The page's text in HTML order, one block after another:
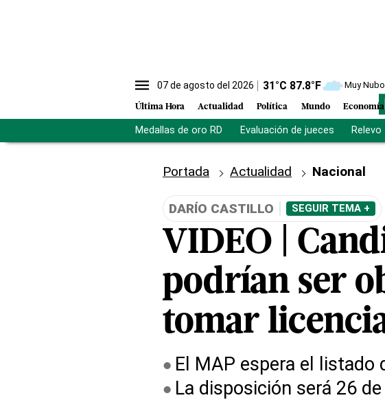
07 de agosto del 2026 31°C 87.8°F Muy
Última Hora Actualidad Política Mundo Economía
Medallas de oro RD Evaluación de jueces Relevo
Portada Actualidad Nacional
DARÍO CASTILLO SEGUIR TEMA +
VIDEO |
podrían ser
tomar
El MAP espera el listado
La disposición será 26